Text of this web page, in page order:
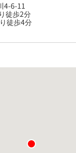
4-6-11
徒歩2分
徒歩4分